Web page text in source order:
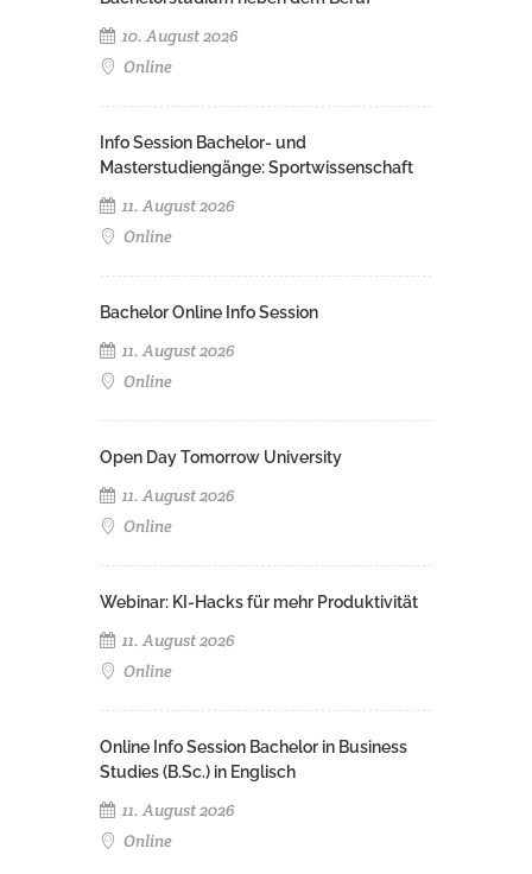
10. August 2026
Online
Info Session Bachelor- und
Masterstudiengänge: Sportwissenschaft
11. August 2026
Online
Bachelor Online Info Session
11. August 2026
Online
Open Day Tomorrow University
11. August 2026
Online
Webinar: KI-Hacks für mehr Produktivität
11. August 2026
Online
Online Info Session Bachelor in Business
Studies (B.Sc.) in Englisch
11. August 2026
Online